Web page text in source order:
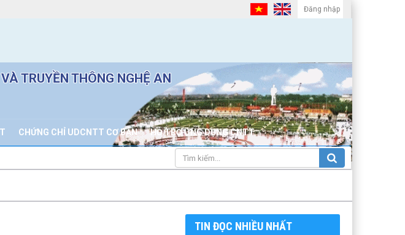
TRUYỀN THÔNG NGHỆ AN
CHỨNG CHỈ UDCNTT CƠ BẢN HỖ TRỢ ỨNG DỤNG CNTT
Đăng nhập
TIN ĐỌC NHIỀU NHẤT